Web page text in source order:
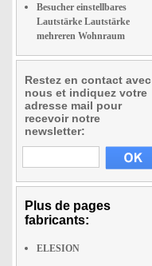
Besucher einstellbares
Lautstärke Lautstärke
mehreren Wohnraum
Restez en contact avec
nous et indiquez votre
adresse mail pour
recevoir notre
newsletter:
Plus de pages
fabricants:
ELESION